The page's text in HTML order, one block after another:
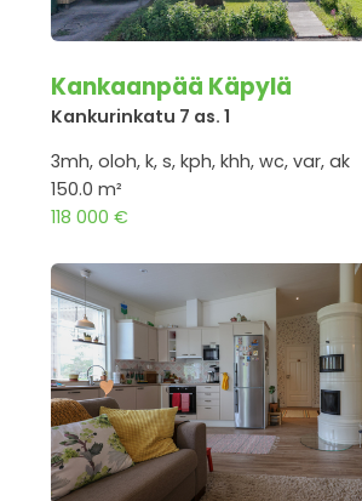
Kankaanpää Käpylä
Kankurinkatu 7 as. 1
3mh, oloh, k, s, kph, khh, wc, var, ak
150.0 m²
118 000 €